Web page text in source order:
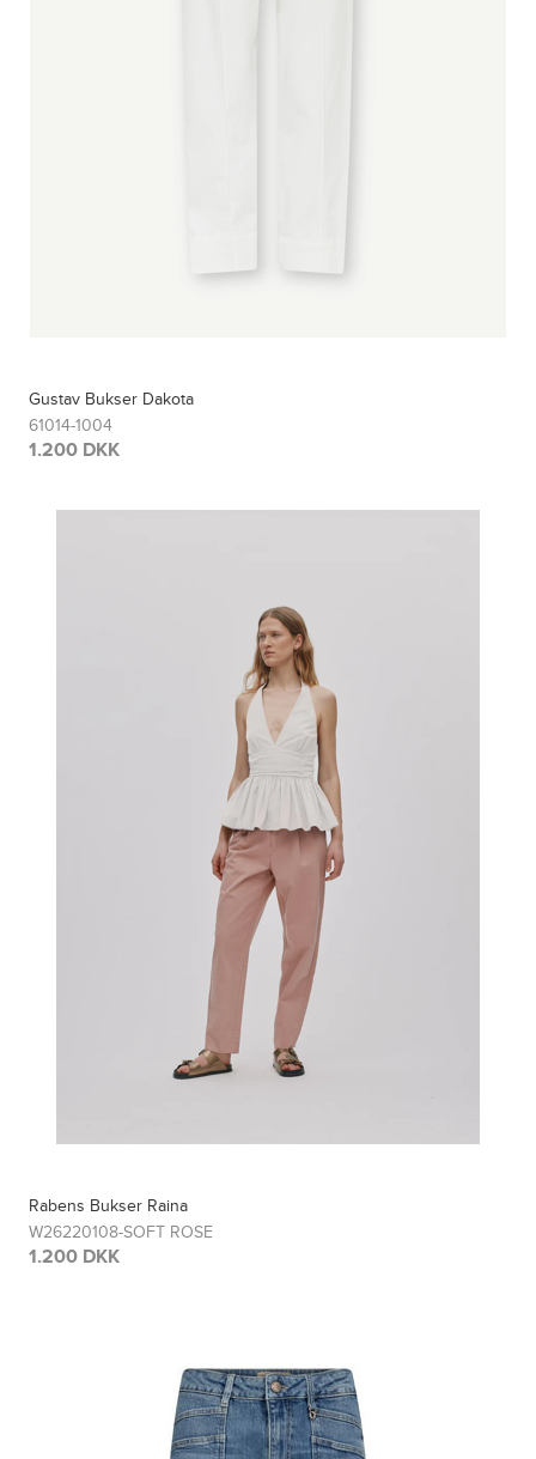
Gustav Bukser Dakota
61014-1004
1.200 DKK
Rabens Bukser Raina
W26220108-SOFT ROSE
1.200 DKK